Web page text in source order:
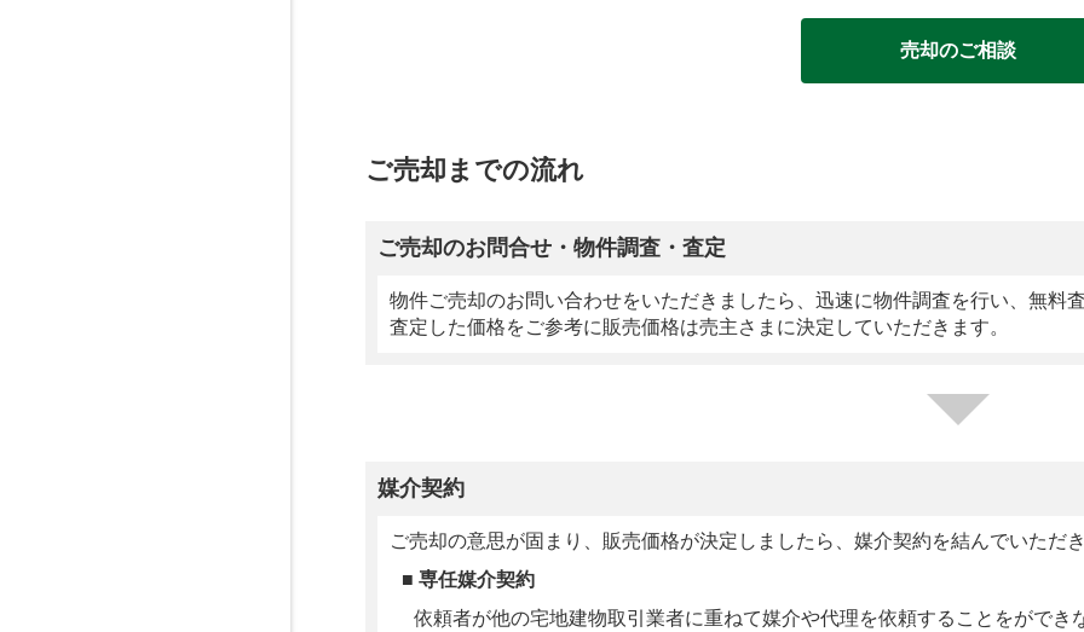
売却のご相談
ご売却までの流れ
ご売却のお問合せ・物件調査・査定
物件ご売却のお問い合わせをいただきましたら、迅速に物件調査を行い、無料
査定した価格をご参考に販売価格は売主さまに決定していただきます。
媒介契約
ご売却の意思が固まり、販売価格が決定しましたら、媒介契約を結んでいただき
■ 専任媒介契約
依頼者が他の宅地建物取引業者に重ねて媒介や代理を依頼することをができ